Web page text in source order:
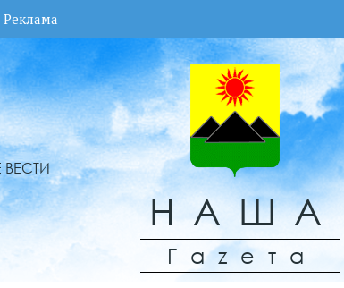
Реклама
НАША
Гаzета